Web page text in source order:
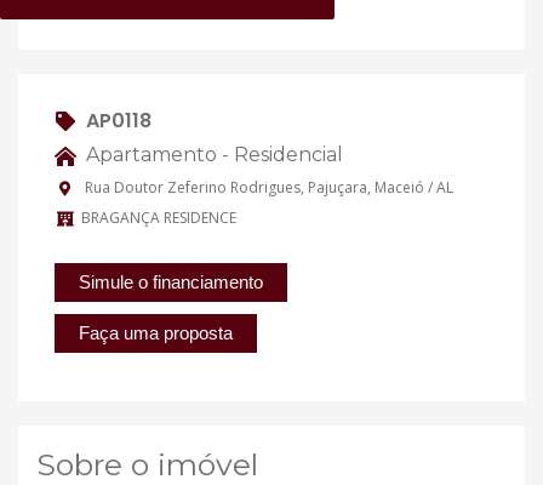
AP0118
Apartamento - Residencial
Rua Doutor Zeferino Rodrigues, Pajuçara, Maceió / AL
BRAGANÇA RESIDENCE
Simule o financiamento
Faça uma proposta
Sobre o imóvel